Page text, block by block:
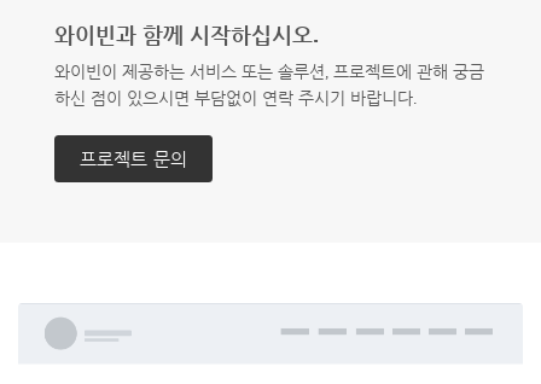
와이빈과 함께 시작하십시오.
와이빈이 제공하는 서비스 또는 솔루션, 프로젝트에 관해 궁금
하신 점이 있으시면 부담없이 연락 주시기 바랍니다.
프로젝트 문의